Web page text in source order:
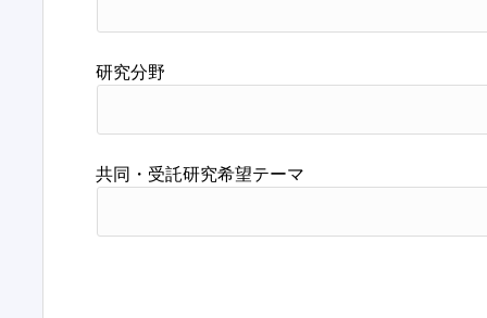
研究分野
共同・受託研究希望テーマ